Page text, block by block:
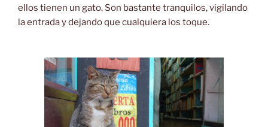
ellos tienen un gato. Son bastante tranquilos, vigilando
la entrada y dejando que cualquiera los toque.